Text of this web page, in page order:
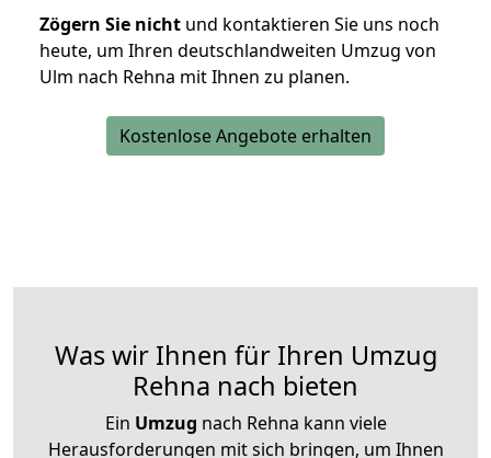
Zögern Sie nicht und kontaktieren Sie uns noch
heute, um Ihren deutschlandweiten Umzug von
Ulm nach Rehna mit Ihnen zu planen.
Kostenlose Angebote erhalten
Was wir Ihnen für Ihren Umzug
Rehna nach bieten
Ein Umzug nach Rehna kann viele
Herausforderungen mit sich bringen, um Ihnen